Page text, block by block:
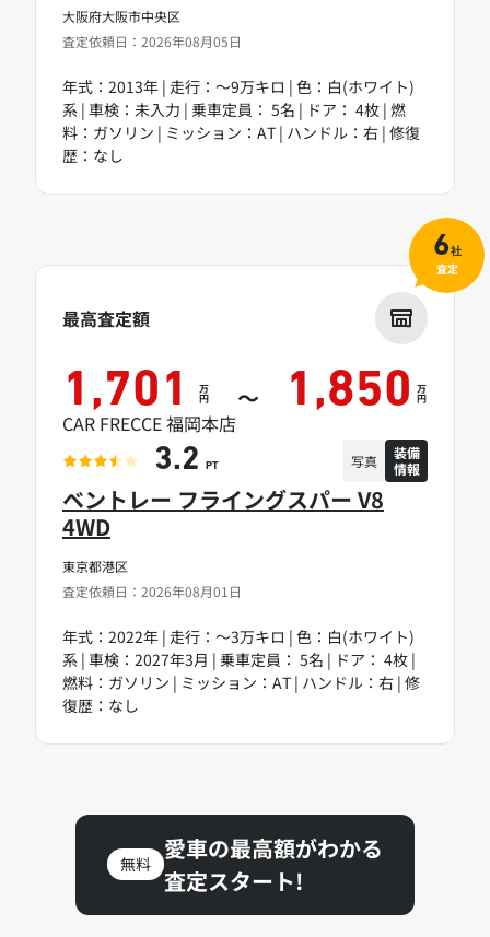
大阪府大阪市中央区
査定依頼日：2026年08月05日
年式：2013年 | 走行：～9万キロ | 色：白(ホワイト)
系 | 車検：未入力 | 乗車定員： 5名 | ドア： 4枚 | 燃
料：ガソリン | ミッション：AT | ハンドル：右 | 修復
歴：なし
東京都港区
査定依頼日：2026年08月01日
ベントレー フライングスパー V8
4WD
年式：2022年 | 走行：～3万キロ | 色：白(ホワイト)
系 | 車検：2027年3月 | 乗車定員： 5名 | ドア： 4枚 |
燃料：ガソリン | ミッション：AT | ハンドル：右 | 修
復歴：なし
最高査定額
1,701 万
円 ～ 1,850 万
円
CAR FRECCE 福岡本店
3.2 PT 写真
装備
情報
6社
査定
無料
愛車の最高額がわかる
査定スタート!